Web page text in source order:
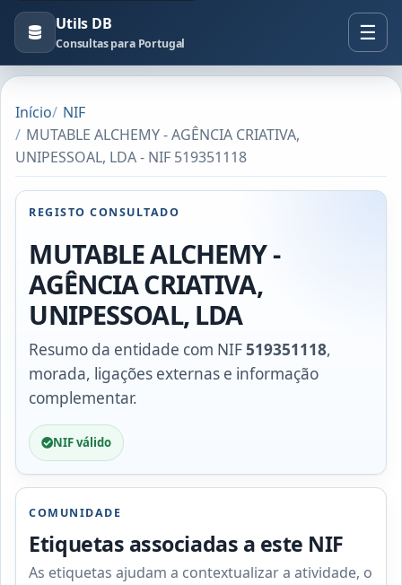
Utils DB
Consultas para Portugal
Início
NIF
MUTABLE ALCHEMY - AGÊNCIA CRIATIVA,
UNIPESSOAL, LDA - NIF 519351118
REGISTO CONSULTADO
MUTABLE ALCHEMY -
AGÊNCIA CRIATIVA,
UNIPESSOAL, LDA
Resumo da entidade com NIF519351118,
morada, ligações externas e informação
complementar.
NIF válido
COMUNIDADE
Etiquetas associadas a este NIF
As etiquetas ajudam a contextualizar a atividade, o